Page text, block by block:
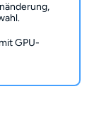
GPU-